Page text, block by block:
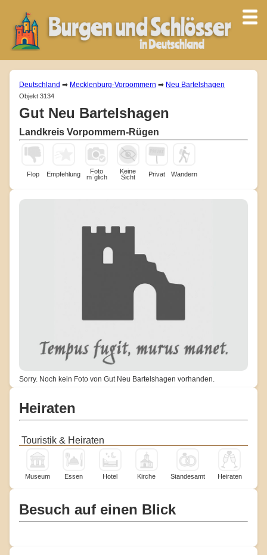
Deutschland ➡ Mecklenburg-Vorpommern ➡ Neu Bartelshagen
Objekt 3134
Gut Neu Bartelshagen
Landkreis Vorpommern-Rügen
Flop Empfehlung
Foto
m¨glich
Keine
Sicht
Privat Wandern
Sorry. Noch kein Foto von Gut Neu Bartelshagen vorhanden.
Heiraten
Touristik & Heiraten
Museum Essen Hotel Kirche Standesamt Heiraten
Besuch auf einen Blick